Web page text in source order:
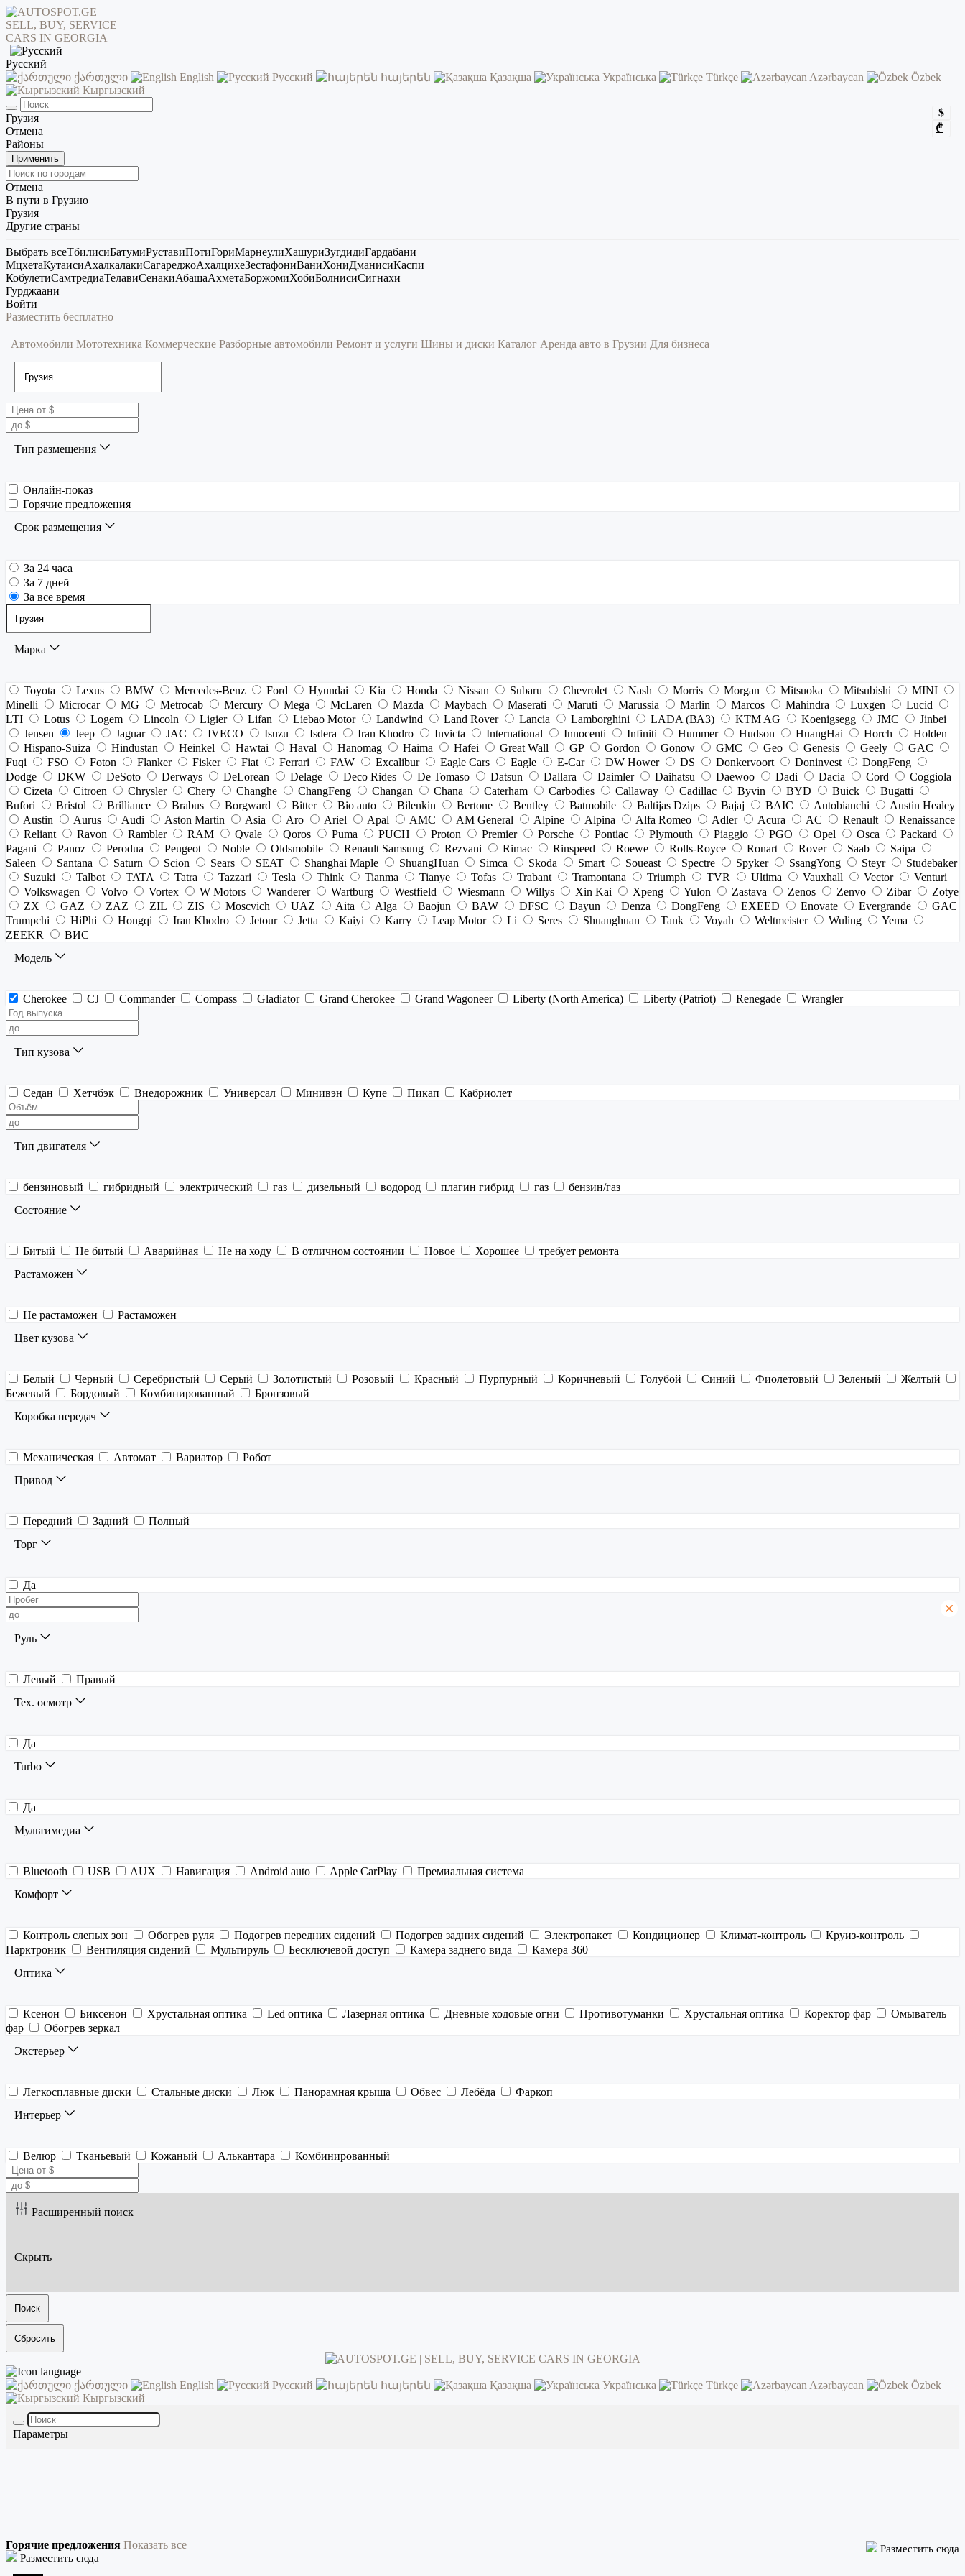
Русский
ქართული
English Русский հայերեն Қазақша Українська Türkçe Azərbaycan
Özbek
Кыргызский
$
₾
Грузия
Отмена
Районы
Применить
Отмена
В пути в Грузию
Грузия
Другие страны
Выбрать всеТбилисиБатумиРуставиПотиГориМарнеулиХашуриЗугдидиГардабани
МцхетаКутаисиАхалкалакиСагареджоАхалцихеЗестафониВаниХониДманисиКаспи
КобулетиСамтредиаТелавиСенакиАбашаАхметаБоржомиХобиБолнисиСигнахи
Гурджаани
Войти
Разместить бесплатно
Автомобили Мототехника Коммерческие Разборные автомобили Ремонт и услуги Шины и диски Каталог Аренда авто в Грузии Для бизнеса
Тип размещения
Онлайн-показ
Горячие предложения
Срок размещения
За 24 часа
За 7 дней
За все время
Марка
Toyota Lexus BMW Mercedes-Benz Ford Hyundai Kia Honda Nissan Subaru Chevrolet Nash Morris Morgan Mitsuoka Mitsubishi
MINI
Minelli
Microcar MG Metrocab Mercury Mega McLaren Mazda Maybach Maserati Maruti Marussia Marlin Marcos Mahindra Luxgen
Lucid
LTI
Lotus Logem Lincoln Ligier Lifan Liebao Motor Landwind Land Rover Lancia Lamborghini LADA (ВАЗ) KTM AG Koenigsegg JMC
Jinbei
Jensen
Jeep Jaguar JAC IVECO Isuzu Isdera Iran Khodro Invicta International Innocenti Infiniti Hummer Hudson HuangHai Horch
Holden
Hispano-Suiza
Hindustan Heinkel Hawtai Haval Hanomag Haima Hafei Great Wall GP Gordon Gonow GMC Geo Genesis Geely
GAC
Fuqi
FSO Foton Flanker Fisker Fiat Ferrari FAW Excalibur Eagle Cars Eagle E-Car DW Hower DS Donkervoort Doninvest
DongFeng
Dodge
DKW DeSoto Derways DeLorean Delage Deco Rides De Tomaso Datsun Dallara Daimler Daihatsu Daewoo Dadi Dacia Cord
Coggiola
Cizeta
Citroen Chrysler Chery Changhe ChangFeng Changan Chana Caterham Carbodies Callaway Cadillac Byvin BYD Buick
Bugatti
Bufori
Bristol Brilliance Brabus Borgward Bitter Bio auto Bilenkin Bertone Bentley Batmobile Baltijas Dzips Bajaj BAIC Autobianchi
Austin Healey
Austin
Aurus Audi Aston Martin Asia Aro Ariel Apal AMC AM General Alpine Alpina Alfa Romeo Adler Acura AC Renault
Renaissance
Reliant
Ravon Rambler RAM Qvale Qoros Puma PUCH Proton Premier Porsche Pontiac Plymouth Piaggio PGO Opel Osca
Packard
Pagani
Panoz Perodua Peugeot Noble Oldsmobile Renault Samsung Rezvani Rimac Rinspeed Roewe Rolls-Royce Ronart Rover Saab
Saipa
Saleen
Santana Saturn Scion Sears SEAT Shanghai Maple ShuangHuan Simca Skoda Smart Soueast Spectre Spyker SsangYong Steyr
Studebaker
Suzuki
Talbot TATA Tatra Tazzari Tesla Think Tianma Tianye Tofas Trabant Tramontana Triumph TVR Ultima Vauxhall Vector
Venturi
Volkswagen
Volvo Vortex W Motors Wanderer Wartburg Westfield Wiesmann Willys Xin Kai Xpeng Yulon Zastava Zenos Zenvo Zibar
Zotye
ZX
GAZ ZAZ ZIL ZIS Moscvich UAZ Aita Alga Baojun BAW DFSC Dayun Denza DongFeng EXEED Enovate Evergrande
GAC
Trumpchi
HiPhi Hongqi Iran Khodro Jetour Jetta Kaiyi Karry Leap Motor Li Seres Shuanghuan Tank Voyah Weltmeister Wuling
Yema
ZEEKR
ВИС
Модель
Cherokee CJ Commander Compass Gladiator Grand Cherokee Grand Wagoneer Liberty (North America) Liberty (Patriot) Renegade Wrangler
Тип кузова
Седан Хетчбэк Внедорожник Универсал Минивэн Купе Пикап Кабриолет
Тип двигателя
бензиновый гибридный электрический газ дизельный водород плагин гибрид газ
бензин/газ
Состояние
Битый Не битый Аварийная Не на ходу В отличном состоянии Новое Хорошее
требует ремонта
Растаможен
Не растаможен
Растаможен
Цвет кузова
Белый Черный Серебристый Серый Золотистый Розовый Красный Пурпурный Коричневый Голубой Синий Фиолетовый Зеленый
Желтый
Бежевый
Бордовый Комбинированный
Бронзовый
Коробка передач
Механическая Автомат Вариатор
Робот
Привод
Передний Задний
Полный
Торг
Да
Руль
Левый
Правый
Тех. осмотр
Да
Turbo
Да
Мультимедиа
Bluetooth USB AUX Навигация Android auto Apple CarPlay
Премиальная система
Комфорт
Контроль слепых зон Обогрев руля Подогрев передних сидений Подогрев задних сидений Электропакет Кондиционер Климат-контроль
Круиз-контроль
Парктроник
Вентиляция сидений Мультируль Бесключевой доступ Камера заднего вида
Камера 360
Оптика
Ксенон Биксенон Хрустальная оптика Led оптика Лазерная оптика Дневные ходовые огни Противотуманки Хрустальная оптика Коректор фар
Омыватель
фар
Обогрев зеркал
Экстерьер
Легкосплавные диски Стальные диски Люк Панорамная крыша Обвес Лебёда
Фаркоп
Интерьер
Велюр Тканьевый Кожаный Алькантара Комбинированный
Расширенный поиск
Скрыть
Поиск
Сбросить
ქართული English Русский հայերեն Қазақша Українська Türkçe Azərbaycan
Özbek
Кыргызский
Параметры
Горячие предложения Показать все
Разместить сюда
Разместить сюда